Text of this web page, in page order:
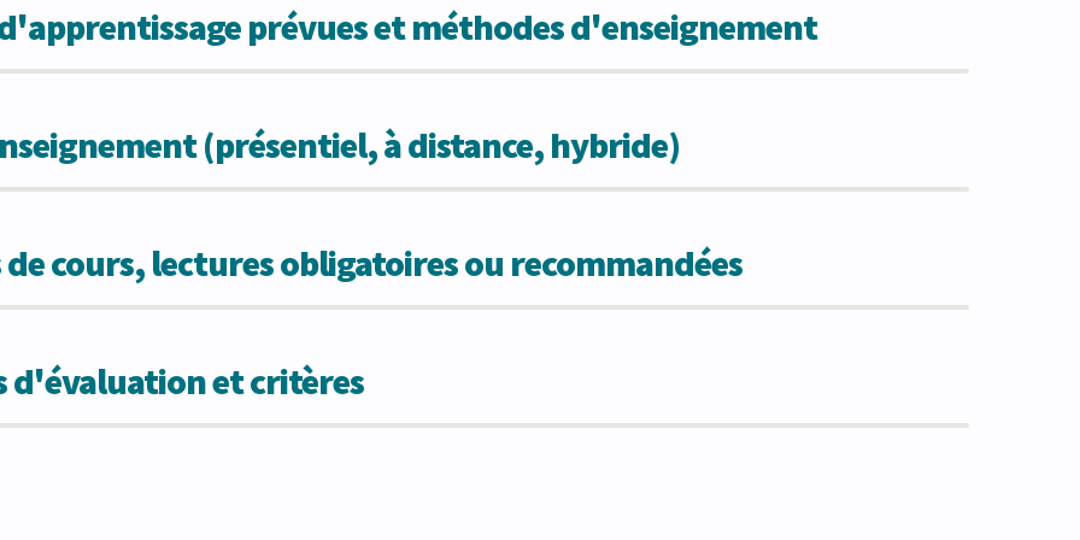
prévues et méthodes d'enseignement
(présentiel, à distance, hybride)
cours, lectures obligatoires ou recommandées
d'évaluation et critères